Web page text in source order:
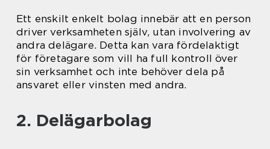
Ett enskilt enkelt bolag innebär att en person
driver verksamheten själv, utan involvering av
andra delägare. Detta kan vara fördelaktigt
för företagare som vill ha full kontroll över
sin verksamhet och inte behöver dela på
ansvaret eller vinsten med andra.
2. Delägarbolag